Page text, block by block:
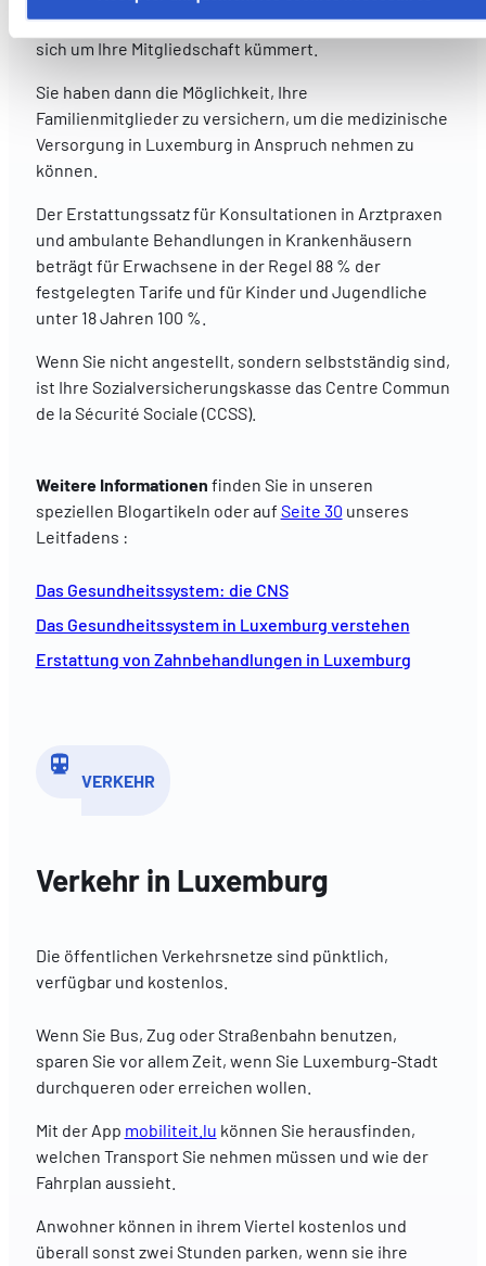
cookies utilisés ici, il se peut que certaines fonctionnalités ou
parties de ce site Web ne soient plus normalement
Améliorer votre expérience utilisateur, en personnalisant
vos fonctionnalités et en se souvenant de vos choix.
Mesurer l'audience en suivant le nombre de visiteurs et
comprenant comment vous arrivez sur notre site.
les performances. Partager des informations avec les
sociaux utilisés et vous permettre de visualiser du contenu
hébergé sur un site externe.
In Luxemburg angekommen, ist es Ihr Arbeitgeber, der
sich um Ihre Mitgliedschaft kümmert.
Sie haben dann die Möglichkeit, Ihre
Familienmitglieder zu versichern, um die medizinische
Versorgung in Luxemburg in Anspruch nehmen zu
können.
Der Erstattungssatz für Konsultationen in Arztpraxen
und ambulante Behandlungen in Krankenhäusern
beträgt für Erwachsene in der Regel 88 % der
festgelegten Tarife und für Kinder und Jugendliche
unter 18 Jahren 100 %.
Wenn Sie nicht angestellt, sondern selbstständig sind,
ist Ihre Sozialversicherungskasse das Centre Commun
de la Sécurité Sociale (CCSS).
Weitere Informationen finden Sie in unseren
speziellen Blogartikeln oder auf Seite 30 unseres
Leitfadens :
Das Gesundheitssystem: die CNS
Das Gesundheitssystem in Luxemburg verstehen
Erstattung von Zahnbehandlungen in Luxemburg
VERKEHR
Verkehr in Luxemburg
Die öffentlichen Verkehrsnetze sind pünktlich,
verfügbar und kostenlos.
Wenn Sie Bus, Zug oder Straßenbahn benutzen,
sparen Sie vor allem Zeit, wenn Sie Luxemburg-Stadt
durchqueren oder erreichen wollen.
Mit der App mobiliteit.lu können Sie herausfinden,
welchen Transport Sie nehmen müssen und wie der
Fahrplan aussieht.
Anwohner können in ihrem Viertel kostenlos und
überall sonst zwei Stunden parken, wenn sie ihre